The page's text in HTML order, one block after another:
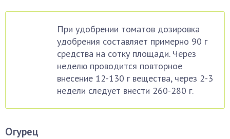
При удобрении томатов дозировка
удобрения составляет примерно 90 г
средства на сотку площади. Через
неделю проводится повторное
внесение 12-130 г вещества, через 2-3
недели следует внести 260-280 г.
Огурец